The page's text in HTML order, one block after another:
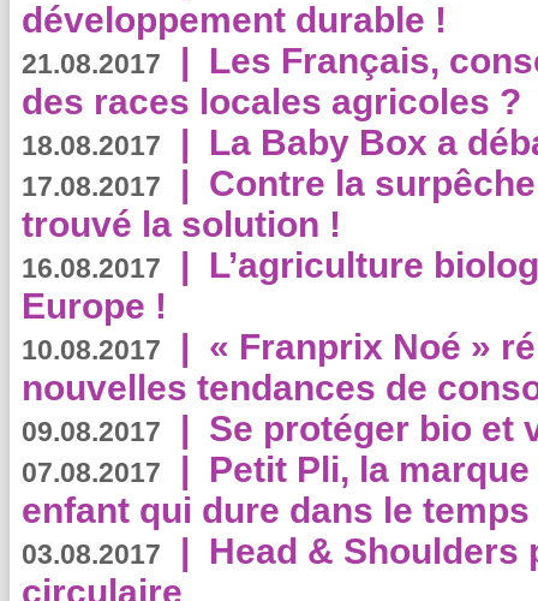
développement durable !
21.08.2017 | Les Français,
des races locales agricoles ?
18.08.2017 | La Baby Box a
17.08.2017 | Contre la
trouvé la solution !
16.08.2017 | L’agriculture
Europe !
10.08.2017 | « Franprix Noé »
nouvelles tendances de
09.08.2017 | Se protéger bio et
07.08.2017 | Petit Pli, la
enfant qui dure dans le temps
03.08.2017 | Head & Shoulders
circulaire